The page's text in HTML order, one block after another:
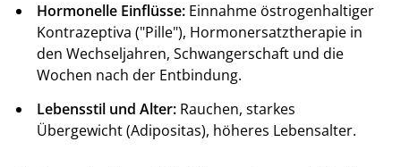
Hormonelle Einflüsse: Einnahme östrogenhaltiger
Kontrazeptiva ("Pille"), Hormonersatztherapie in
den Wechseljahren, Schwangerschaft und die
Wochen nach der Entbindung.
Lebensstil und Alter: Rauchen, starkes
Übergewicht (Adipositas), höheres Lebensalter.